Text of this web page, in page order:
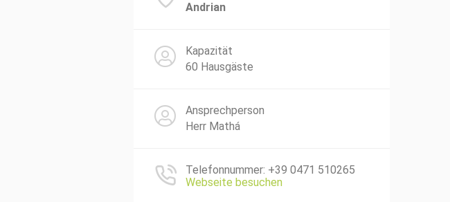
Andrian
Kapazität
60 Hausgäste
Ansprechperson
Herr Mathá
Telefonnummer: +39 0471 510265
Webseite besuchen